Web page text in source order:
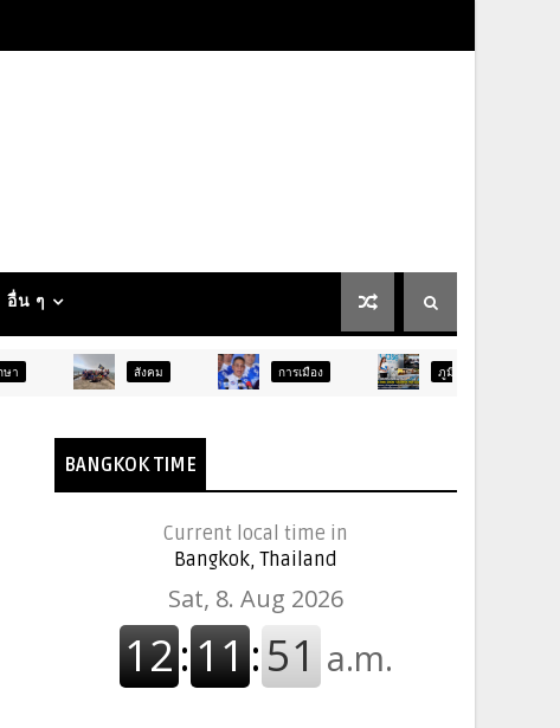
อื่น ๆ
BANGKOK TIME
Current local time in
Bangkok, Thailand